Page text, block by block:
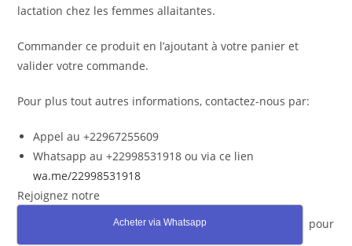
lactation chez les femmes allaitantes.
Commander ce produit en l’ajoutant à votre panier et
valider votre commande.
Pour plus tout autres informations, contactez-nous par:
Appel au +22967255609
Whatsapp au +22998531918 ou via ce lien
wa.me/22998531918
Rejoignez notre
Acheter via Whatsapp pour